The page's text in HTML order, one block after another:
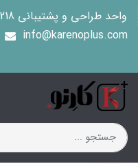
واحد طراحی و پشتیبانی 09101830218
info@karenoplus.com